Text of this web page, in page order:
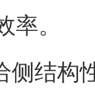
率。
侧结构